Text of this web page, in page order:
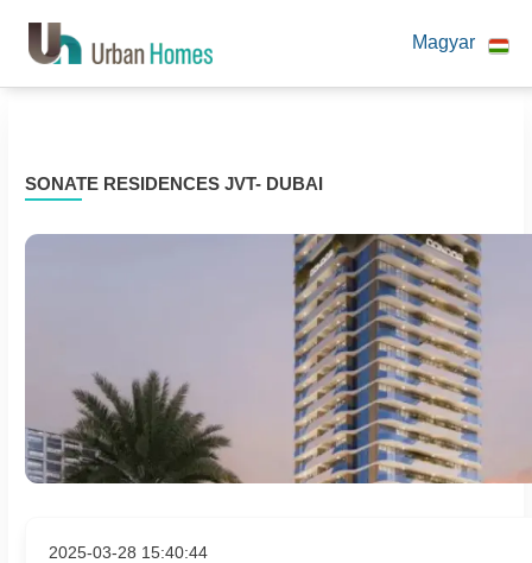
Magyar
SONATE RESIDENCES JVT- DUBAI
2025-03-28 15:40:44